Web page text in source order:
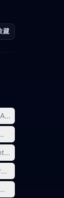
藏
到多 Agent
：Agent 的「万
间的「HTTP 协
）：企业级
：开放网络的